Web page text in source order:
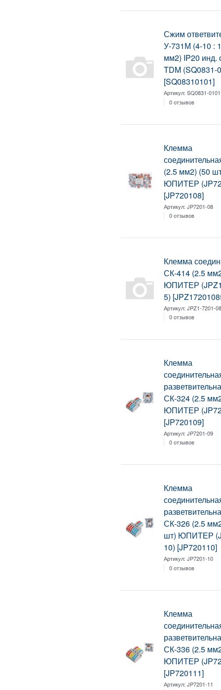
Сжим
У-731М (4-10 :
мм2) IP20 инд.
TDM (SQ0831-
[SQ08310101]
Артикул:SQ0831-0101
0 отзывов
Клемма
(2.5 мм2) (50
ЮПИТЕР
[JP720108]
Артикул:JP7201-08
0 отзывов
Клемма
СК-414 (2.5
ЮПИТЕР
5)
Артикул:JPZ1-7201-
0 отзывов
Клемма
СК-324 (2.5
ЮПИТЕР
[JP720109]
Артикул:JP7201-09
0 отзывов
Клемма
СК-326 (2.5
шт) ЮПИТЕР
10) [JP720110]
Артикул:JP7201-10
0 отзывов
Клемма
СК-336 (2.5
ЮПИТЕР
[JP720111]
Артикул:JP7201-11